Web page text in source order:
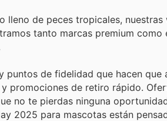
lleno de peces tropicales, nuestras
tanto marcas premium como
de fidelidad que hacen que
promociones de retiro rápido.
no te pierdas ninguna
2025 para mascotas están